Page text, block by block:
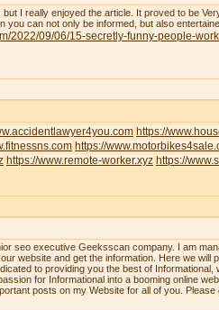
I really enjoyed the article. It proved to be
you can not only be informed, but also
2022/09/06/15-secretly-funny-people-
https://
https://
https://www.remote-worker.xyz https://
seo executive Geeksscan company. I am
website and get the information. Here we will
to providing you the best of Informational,
for Informational into a booming online
posts on my Website for all of you. Please